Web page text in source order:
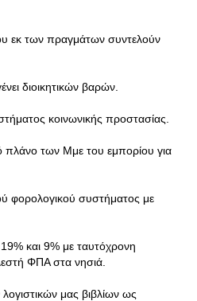
εκ των πραγμάτων συντελούν
διοικητικών βαρών.
κοινωνικής προστασίας.
πλάνο των Μμε του εμπορίου για
φορολογικού συστήματος με
και 9% με ταυτόχρονη
ΦΠΑ στα νησιά.
μας βιβλίων ως